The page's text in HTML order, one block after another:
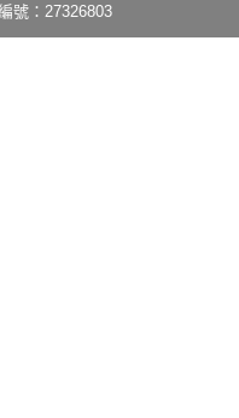
號：27326803